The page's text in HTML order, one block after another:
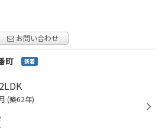
お問い合わせ
町 新着
(築62年)